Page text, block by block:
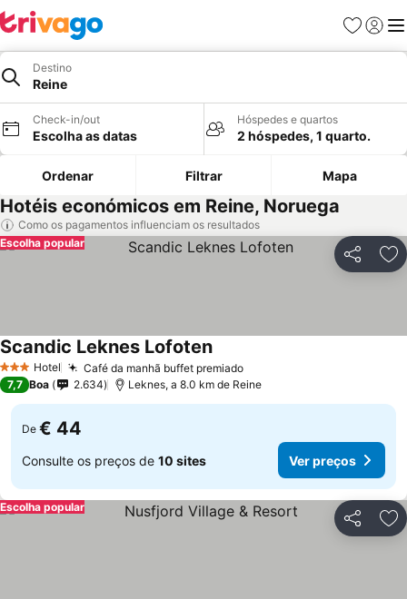
Favoritos
Iniciar
Destino
Reine
Check-in/out
Escolha as datas
Hóspedes e quartos
2 hóspedes, 1 quarto.
Ordenar Filtrar Mapa
Hotéis económicos em Reine, Noruega
Como os pagamentos influenciam os resultados
Partilhar
Escolha popular
3 EstrelasHotel Café da manhã buffet premiadoVer preços
Scandic Leknes LofotenVer preços
7,7 Boa 2.634 Leknes, a 8.0 km de Reine
De € 44
Consulte os preços de 10 sites Ver preços
Partilhar
Escolha popular